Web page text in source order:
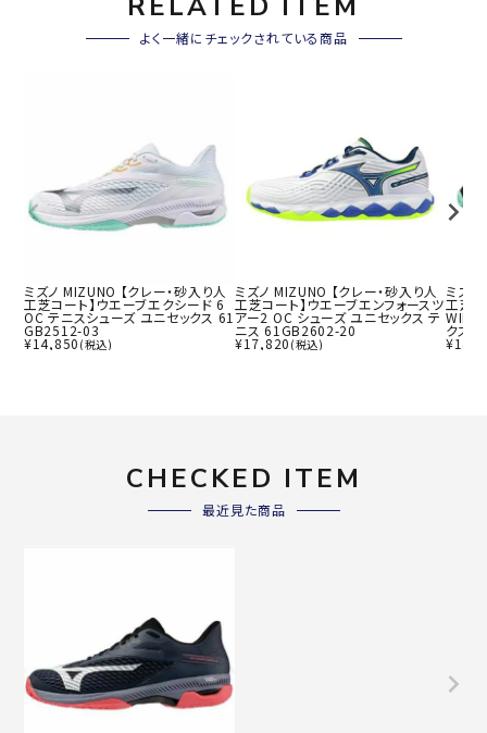
よく一緒にチェックされている商品
ミズノ MIZUNO 【クレー・砂入り人
工芝コート】ウエーブエクシード 6
OC テニスシューズ ユニセックス 61
GB2512-03
¥14,850 (税込)
ミズノ MIZUNO 【クレー・砂入り人
工芝コート】ウエーブエンフォースツ
アー2 OC シューズ ユニセックス テ
ニス 61GB2602-20
¥17,820 (税込)
ミズ
工芝
WIDE
クス
¥
CHECKED ITEM
最近見た商品